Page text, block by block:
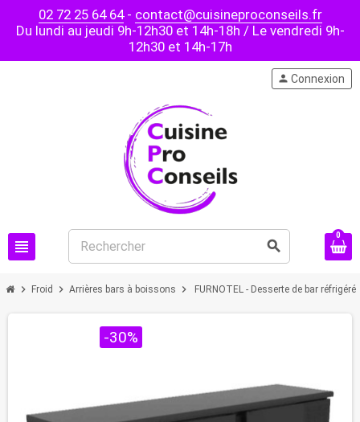
02 72 25 64 64- contact@cuisineproconseils.fr
Du lundi au jeudi 9h-12h30 et 14h-18h / Le vendredi 9h-
12h30 et 14h-17h
view_headline search
person Connexion
0
chevron_right Froid chevron_right Arrières bars à boissons chevron_right FURNOTEL - Desserte de bar
-30%